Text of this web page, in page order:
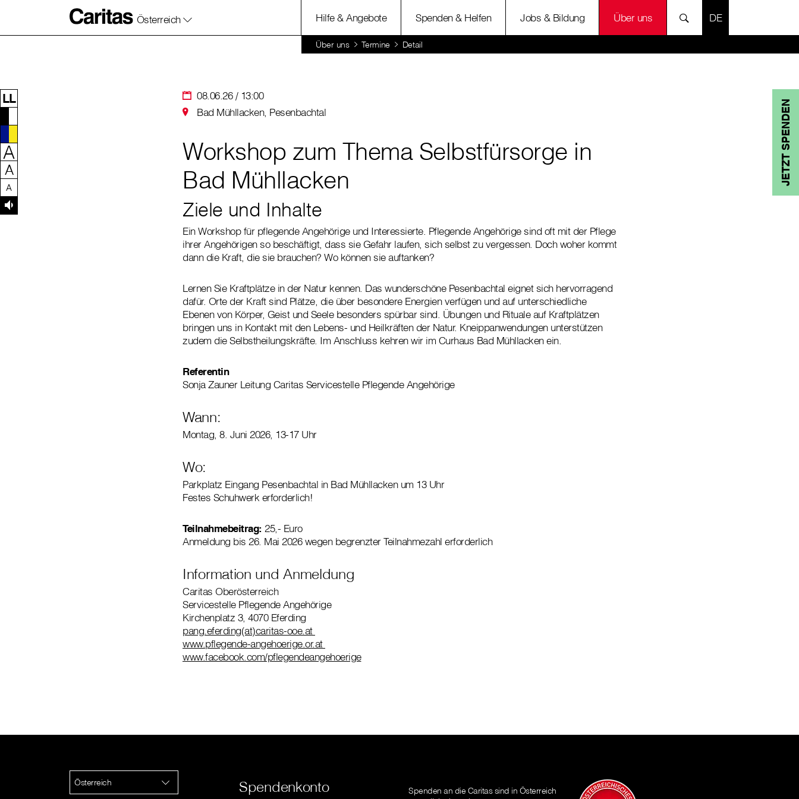
Zum Inhalt dieser Seite
Zur Navigation
Zum Footer dieser Seite
Österreich Hilfe & Angebote Spenden & Helfen Jobs & Bildung Über uns SPRACHE
Über uns Termine Detail
JETZT SPENDEN
LL
A
A
A
08.06.26 / 13:00
Bad Mühllacken, Pesenbachtal
Workshop zum Thema Selbstfürsorge in
Bad Mühllacken
Ziele und Inhalte
Ein Workshop für pflegende Angehörige und Interessierte. Pflegende Angehörige sind oft mit der Pflege
ihrer Angehörigen so beschäftigt, dass sie Gefahr laufen, sich selbst zu vergessen. Doch woher kommt
dann die Kraft, die sie brauchen? Wo können sie auftanken?
Lernen Sie Kraftplätze in der Natur kennen. Das wunderschöne Pesenbachtal eignet sich hervorragend
dafür. Orte der Kraft sind Plätze, die über besondere Energien verfügen und auf unterschiedliche
Ebenen von Körper, Geist und Seele besonders spürbar sind. Übungen und Rituale auf Kraftplätzen
bringen uns in Kontakt mit den Lebens- und Heilkräften der Natur. Kneippanwendungen unterstützen
zudem die Selbstheilungskräfte. Im Anschluss kehren wir im Curhaus Bad Mühllacken ein.
Referentin
Sonja Zauner Leitung Caritas Servicestelle Pflegende Angehörige
Wann:
Montag, 8. Juni 2026, 13-17 Uhr
Wo:
Parkplatz Eingang Pesenbachtal in Bad Mühllacken um 13 Uhr
Festes Schuhwerk erforderlich!
Teilnahmebeitrag: 25,- Euro
Anmeldung bis 26. Mai 2026 wegen begrenzter Teilnahmezahl erforderlich
Information und Anmeldung
Caritas Oberösterreich
Servicestelle Pflegende Angehörige
Kirchenplatz 3, 4070 Eferding
pang.eferding(at)caritas-ooe.at
www.pflegende-angehoerige.or.at
www.facebook.com/pflegendeangehoerige
Österreich Spendenkonto
Spenden an die Caritas sind in Österreich